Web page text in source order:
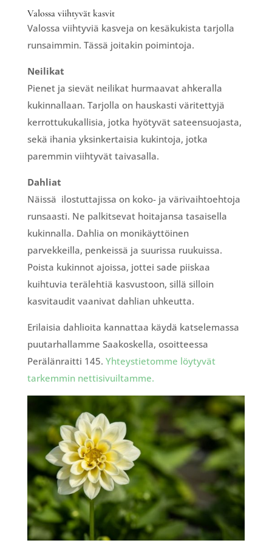
Valossa viihtyvät kasvit
Valossa viihtyviä kasveja on kesäkukista tarjolla
runsaimmin. Tässä joitakin poimintoja.
Neilikat
Pienet ja sievät neilikat hurmaavat ahkeralla
kukinnallaan. Tarjolla on hauskasti väritettyjä
kerrottukukallisia, jotka hyötyvät sateensuojasta,
sekä ihania yksinkertaisia kukintoja, jotka
paremmin viihtyvät taivasalla.
Dahliat
Näissä ilostuttajissa on koko- ja värivaihtoehtoja
runsaasti. Ne palkitsevat hoitajansa tasaisella
kukinnalla. Dahlia on monikäyttöinen
parvekkeilla, penkeissä ja suurissa ruukuissa.
Poista kukinnot ajoissa, jottei sade piiskaa
kuihtuvia terälehtiä kasvustoon, sillä silloin
kasvitaudit vaanivat dahlian uhkeutta.
Erilaisia dahlioita kannattaa käydä katselemassa
puutarhallamme Saakoskella, osoitteessa
Perälänraitti 145. Yhteystietomme löytyvät
tarkemmin nettisivuiltamme.